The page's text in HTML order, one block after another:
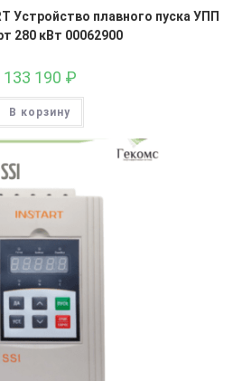
Устройство плавного пуска УПП
280 кВт 00062900
133 190 ₽
В корзину